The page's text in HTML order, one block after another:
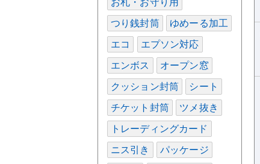
お札・お守り用
つり銭封筒 ゆめーる加工
エコ エプソン対応
エンボス オープン窓
クッション封筒 シート
チケット封筒 ツメ抜き
トレーディングカード
ニス引き パッケージ